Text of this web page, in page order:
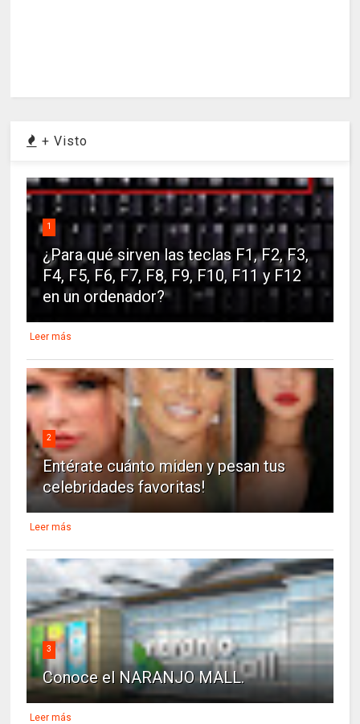
+ Visto
1
¿Para qué sirven las teclas F1, F2, F3,
F4, F5, F6, F7, F8, F9, F10, F11 y F12
en un ordenador?
Leer más
2
Entérate cuánto miden y pesan tus
celebridades favoritas!
Leer más
3
Conoce el NARANJO MALL.
Leer más